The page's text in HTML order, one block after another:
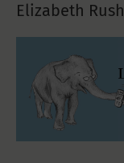
Elizabeth Rush